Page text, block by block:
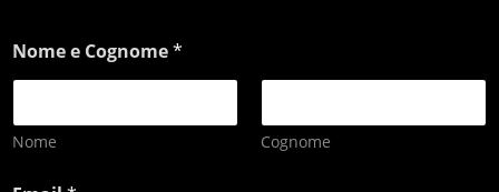
Nome e Cognome*
Nome Cognome